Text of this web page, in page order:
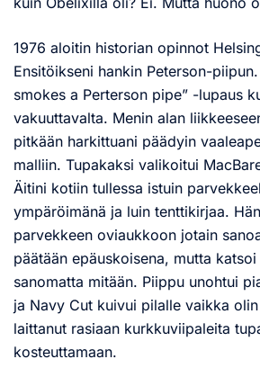
1976 aloitin historian opinnot
Ensitöikseni hankin Peterson-
smokes a Perterson pipe” -lupaus
vakuuttavalta. Menin alan
pitkään harkittuani päädyin
malliin. Tupakaksi valikoitui
Äitini kotiin tullessa istuin
ympäröimänä ja luin tenttikirjaa.
parvekkeen oviaukkoon jotain
päätään epäuskoisena, mutta
sanomatta mitään. Piippu unohtui
ja Navy Cut kuivui pilalle vaikka
laittanut rasiaan kurkkuviipaleita
kosteuttamaan.